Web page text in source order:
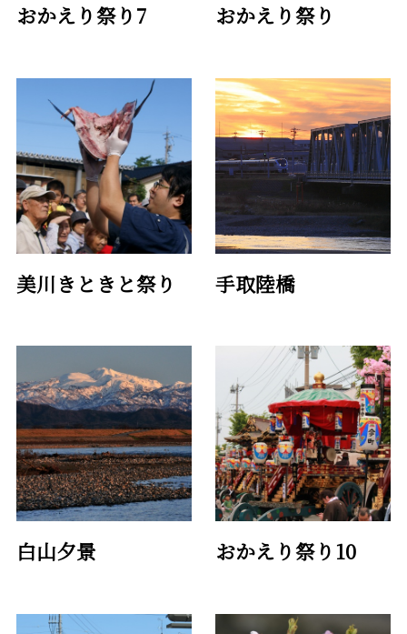
おかえり祭り7 おかえり祭り
美川きときと祭り 手取陸橋
白山夕景 おかえり祭り10